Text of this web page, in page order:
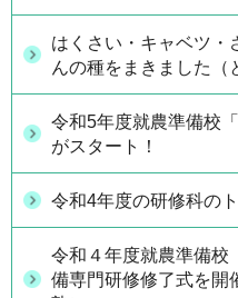
はくさい・キャベツ・
んの種をまきました（
令和5年度就農準備校
がスタート！
令和4年度の研修科の
令和４年度就農準備校
備専門研修修了式を開